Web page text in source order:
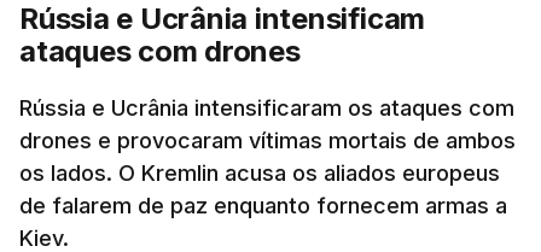
Rússia e Ucrânia intensificam
ataques com drones
Rússia e Ucrânia intensificaram os ataques com
drones e provocaram vítimas mortais de ambos
os lados. O Kremlin acusa os aliados europeus
de falarem de paz enquanto fornecem armas a
Kiev.